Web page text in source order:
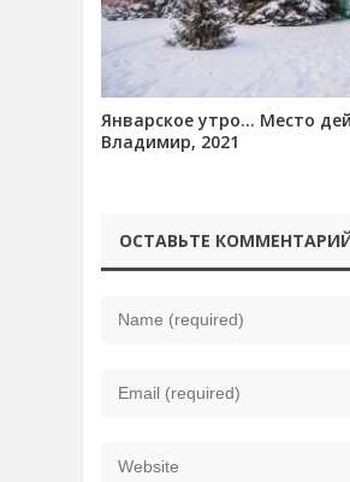
Январское утро… Место
Владимир, 2021
ОСТАВЬТЕ